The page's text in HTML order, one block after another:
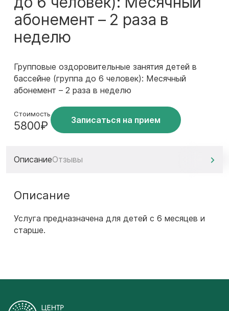
абонемент – 2 раза в
неделю
Групповые оздоровительные занятия детей в
бассейне (группа до 6 человек): Месячный
абонемент – 2 раза в неделю
Стоимость
5800₽ Записаться на прием
ОписаниеОтзывы
Описание
Услуга предназначена для детей с 6 месяцев и
старше.